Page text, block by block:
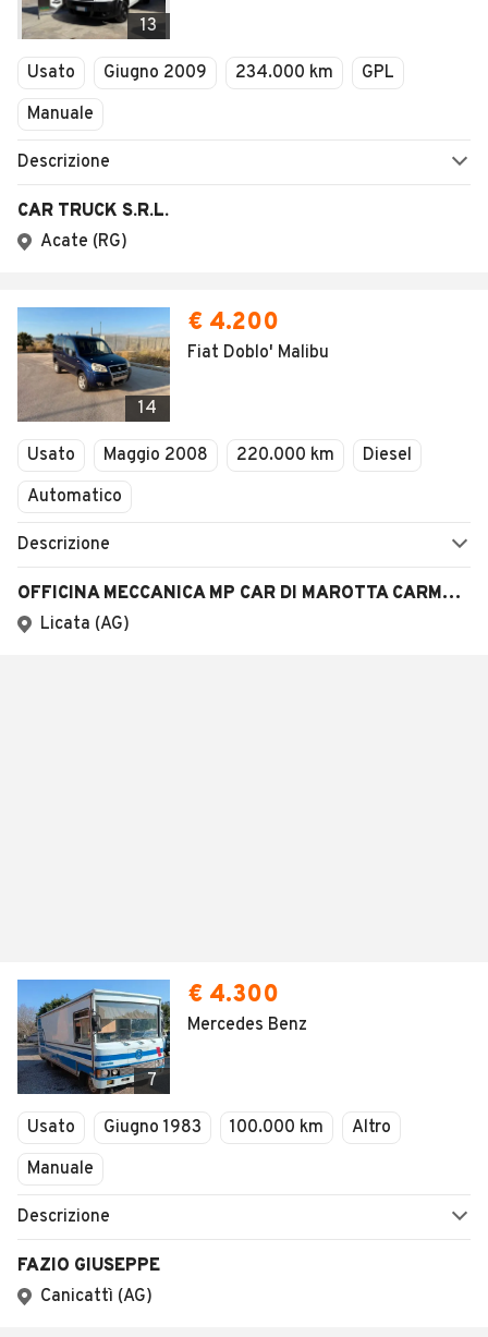
13
Usato Giugno 2009 234.000 km
GPL
Manuale
Descrizione
CAR TRUCK S.R.L.
Acate (RG)
14
€ 4.200
Fiat Doblo' Malibu
Usato Maggio 2008 220.000 km
Diesel
Automatico
Descrizione
OFFICINA MECCANICA MP CAR DI MAROTTA CARMELO
Licata (AG)
7
€ 4.300
Mercedes Benz
Usato Giugno 1983 100.000 km
Altro
Manuale
Descrizione
FAZIO GIUSEPPE
Canicattì (AG)